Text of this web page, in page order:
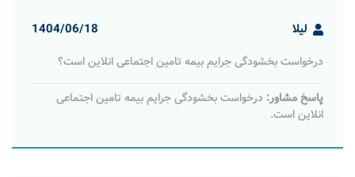
لیلا 1404/06/18
درخواست بخشودگی جرایم بیمه تامین اجتماعی انلاین است؟
پاسخ مشاور: درخواست بخشودگی جرایم بیمه تامین اجتماعی
انلاین است.